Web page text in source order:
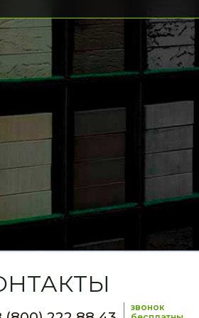
звонок